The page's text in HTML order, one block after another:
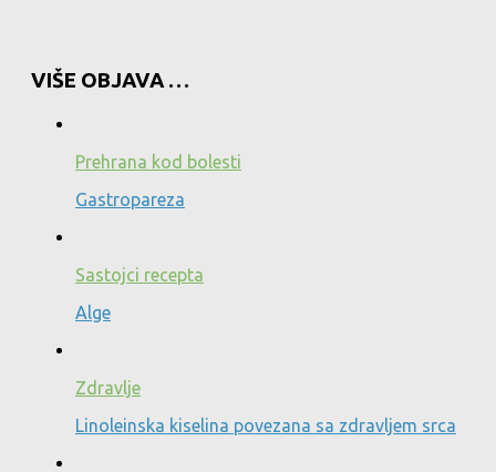
VIŠE OBJAVA …
Prehrana kod bolesti
Gastropareza
Sastojci recepta
Alge
Zdravlje
Linoleinska kiselina povezana sa zdravljem srca